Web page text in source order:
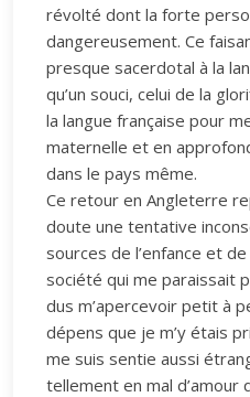
révolté dont la forte
dangereusement. Ce
presque sacerdotal à la
qu’un souci, celui de la
la langue française pour
maternelle et en
dans le pays même.
Ce retour en Angleterre
doute une tentative
sources de l’enfance et
société qui me paraissait
dus m’apercevoir petit à
dépens que je m’y étais
me suis sentie aussi
tellement en mal d’amour